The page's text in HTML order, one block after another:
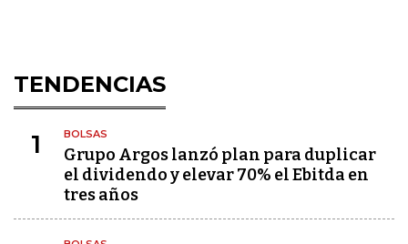
TENDENCIAS
1 BOLSAS
Grupo Argos lanzó plan para duplicar
el dividendo y elevar 70% el Ebitda en
tres años